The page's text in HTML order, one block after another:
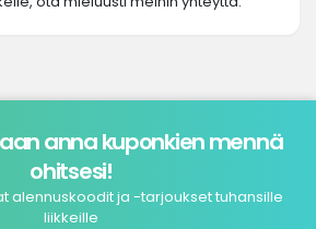
anna kuponkien mennä
ohitsesi!
alennuskoodit ja -tarjoukset tuhansille
liikkeille